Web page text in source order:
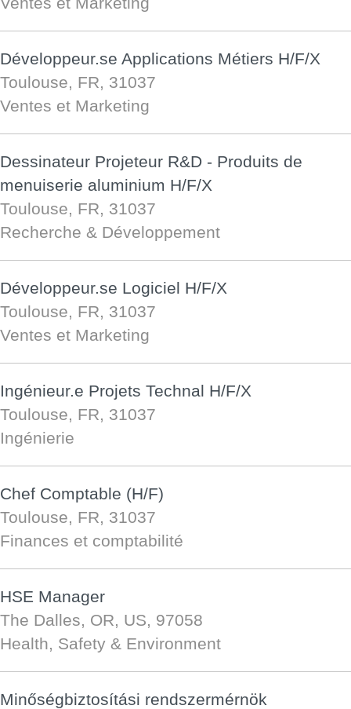
Développeur.se Applications Métiers H/F/X
Toulouse, FR, 31037
Ventes et Marketing
Dessinateur Projeteur R&D - Produits de
menuiserie aluminium H/F/X
Toulouse, FR, 31037
Recherche & Développement
Développeur.se Logiciel H/F/X
Toulouse, FR, 31037
Ventes et Marketing
Ingénieur.e Projets Technal H/F/X
Toulouse, FR, 31037
Ingénierie
Chef Comptable (H/F)
Toulouse, FR, 31037
Finances et comptabilité
HSE Manager
The Dalles, OR, US, 97058
Health, Safety & Environment
Minőségbiztosítási rendszermérnök